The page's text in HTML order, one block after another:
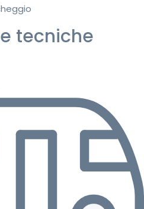
tecniche